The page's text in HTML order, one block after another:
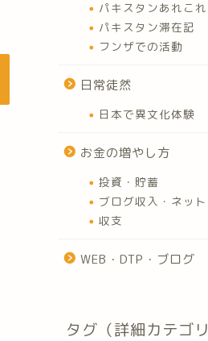
パキスタンあれこれ
パキスタン滞在記
フンザでの活動
日常徒然
日本で異文化体験
お金の増やし方
投資・貯蓄
ブログ収入・ネッ
収支
WEB・DTP・ブログ
タグ（詳細カテゴリ